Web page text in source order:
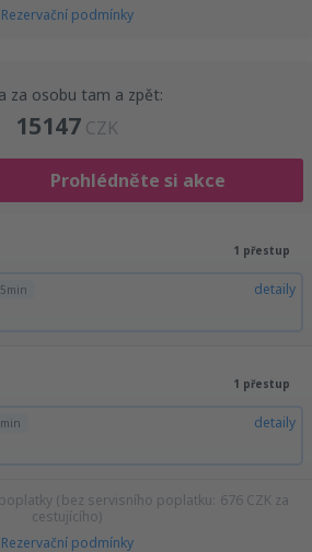
Rezervační podmínky
za osobu tam a zpět:
15147 CZK
Prohlédněte si akce
1 přestup
detaily
1 přestup
detaily
(bez servisního poplatku: 676 CZK za
cestujícího)
Rezervační podmínky